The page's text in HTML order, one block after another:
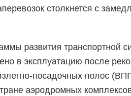
столкнется с
развития транспортной
в эксплуатацию после
посадочных полос
аэродромных